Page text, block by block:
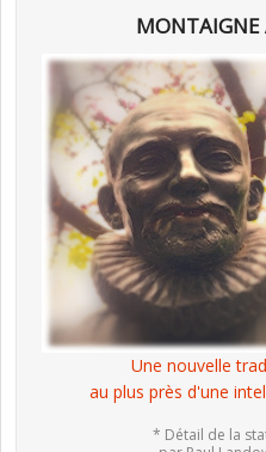
MONTAIGNE
Une nouvelle
au plus près d'une
* Détail de la